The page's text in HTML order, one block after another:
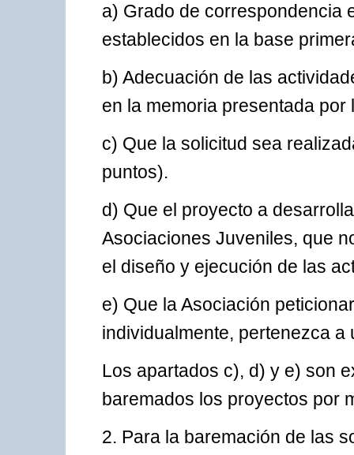
a) Grado de correspondencia
establecidos en la base
b) Adecuación de las
en la memoria presentada
c) Que la solicitud sea
puntos).
d) Que el proyecto a
Asociaciones Juveniles, que
el diseño y ejecución de las
e) Que la Asociación
individualmente, pertenezca
Los apartados c), d) y e) son
baremados los proyectos por
2. Para la baremación de las